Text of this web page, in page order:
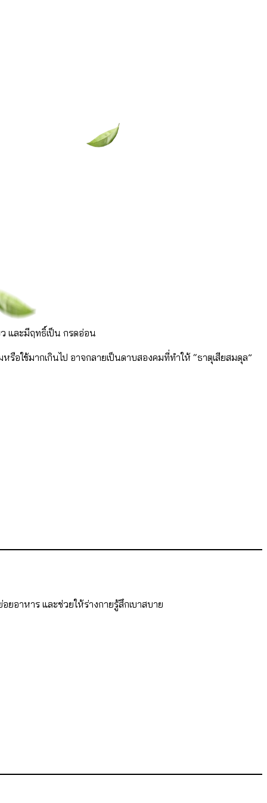
และมีฤทธิ์เป็น กรดอ่อน
อใช้มากเกินไป อาจกลายเป็นดาบสองคมที่ทำให้ “ธาตุเสียสมดุล”
อาหาร และช่วยให้ร่างกายรู้สึกเบาสบาย